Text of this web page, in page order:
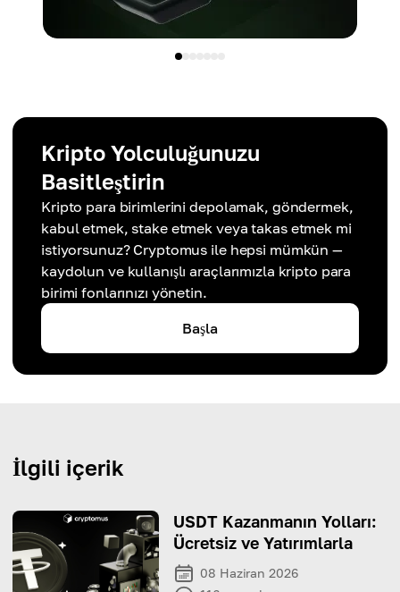
Kripto Yolculuğunuzu
Basitleştirin
Kripto para birimlerini depolamak, göndermek,
kabul etmek, stake etmek veya takas etmek mi
istiyorsunuz? Cryptomus ile hepsi mümkün —
kaydolun ve kullanışlı araçlarımızla kripto para
birimi fonlarınızı yönetin.
Başla
İlgili içerik
USDT Kazanmanın Yolları:
Ücretsiz ve Yatırımlarla
08 Haziran 2026